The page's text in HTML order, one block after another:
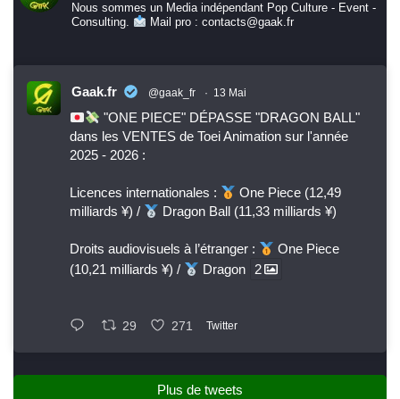
Nous sommes un Media indépendant Pop Culture - Event -
Consulting.
Mail pro : contacts@gaak.fr
Gaak.fr @gaak_fr · 13 Mai
"ONE PIECE" DÉPASSE "DRAGON BALL"
dans les VENTES de Toei Animation sur l'année
2025 - 2026 :
Licences internationales :
One Piece (12,49
milliards ¥) /
Dragon Ball (11,33 milliards ¥)
Droits audiovisuels à l’étranger :
One Piece
(10,21 milliards ¥) /
Dragon 2
29 271 Twitter
Plus de tweets